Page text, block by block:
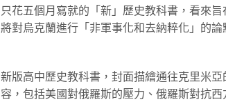
只花五個月寫就的「新」歷史教科書，看來
將對烏克蘭進行「非軍事化和去納粹化」的
新版高中歷史教科書，封面描繪通往克里米
容，包括美國對俄羅斯的壓力、俄羅斯對抗